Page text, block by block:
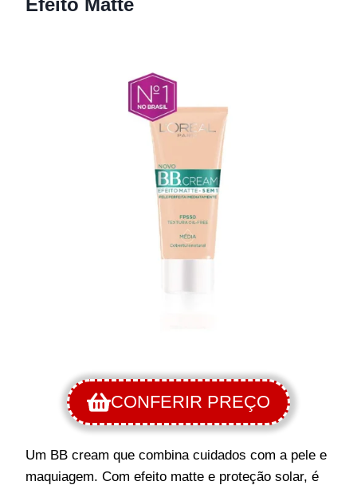
Efeito Matte
CONFERIR PREÇO
Um BB cream que combina cuidados com a pele e
maquiagem. Com efeito matte e proteção solar, é